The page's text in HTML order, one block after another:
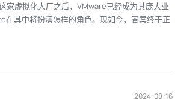
家虚拟化大厂之后，VMware已经成为其庞大业
在其中将扮演怎样的角色。现如今，答案终于正
2024-08-16